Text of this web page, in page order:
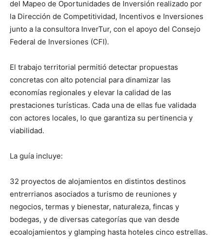
del Mapeo de Oportunidades de Inversión realizado por
la Dirección de Competitividad, Incentivos e Inversiones
junto a la consultora InverTur, con el apoyo del Consejo
Federal de Inversiones (CFI).
El trabajo territorial permitió detectar propuestas
concretas con alto potencial para dinamizar las
economías regionales y elevar la calidad de las
prestaciones turísticas. Cada una de ellas fue validada
con actores locales, lo que garantiza su pertinencia y
viabilidad.
La guía incluye:
32 proyectos de alojamientos en distintos destinos
entrerrianos asociados a turismo de reuniones y
negocios, termas y bienestar, naturaleza, fincas y
bodegas, y de diversas categorías que van desde
ecoalojamientos y glamping hasta hoteles cinco estrellas.